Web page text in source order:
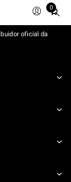
0
Total
items
in
oficial da